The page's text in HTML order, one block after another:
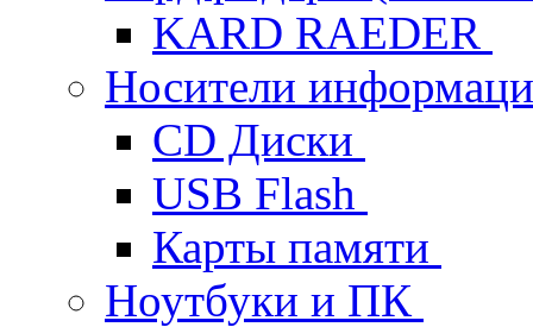
KARD RAEDER
Носители
CD Диски
USB Flash
Карты памяти
Ноутбуки и ПК